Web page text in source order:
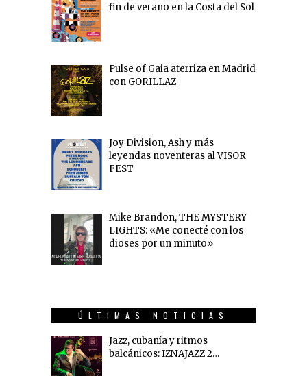
fin de verano en la Costa del Sol
Pulse of Gaia aterriza en Madrid
con GORILLAZ
Joy Division, Ash y más
leyendas noventeras al VISOR
FEST
Mike Brandon, THE MYSTERY
LIGHTS: «Me conecté con los
dioses por un minuto»
ÚLTIMAS NOTICIAS
Jazz, cubanía y ritmos
balcánicos: IZNAJAZZ 2…